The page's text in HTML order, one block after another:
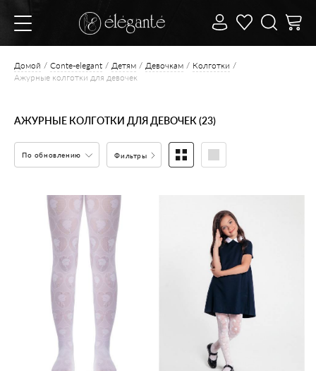
Домой Conte-elegant Детям Девочкам
Колготки
Ажурные колготки для девочек
АЖУРНЫЕ КОЛГОТКИ ДЛЯ ДЕВОЧЕК (23)
По обновлению Фильтры